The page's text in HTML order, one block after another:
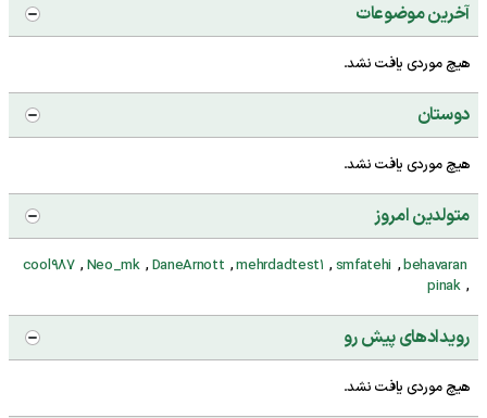
آخرین موضوعات
هیچ موردی یافت نشد.
دوستان
هیچ موردی یافت نشد.
متولدین امروز
behavaran
smfatehi
mehrdadtest1
DaneArnott
‏
Neo_mk
‏
cool987
‏
pinak
رویدادهای پیش رو
هیچ موردی یافت نشد.